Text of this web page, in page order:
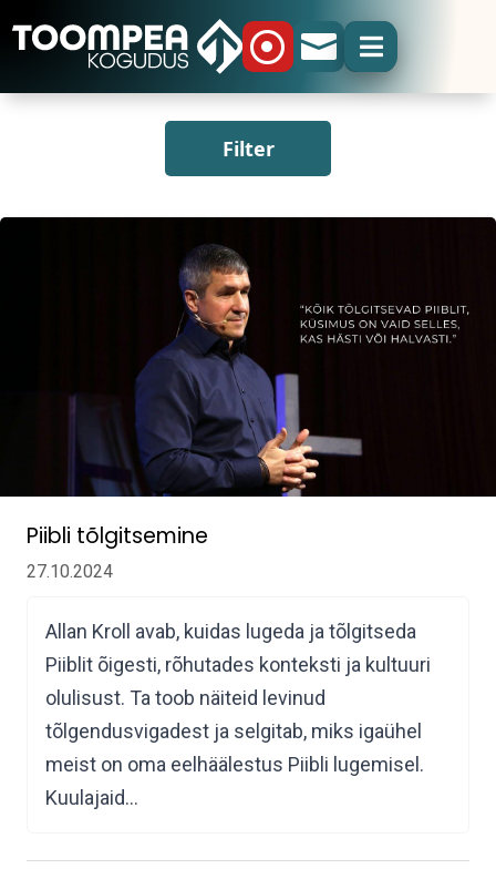
  
Filter
Piibli tõlgitsemine
27.10.2024
Allan Kroll avab, kuidas lugeda ja tõlgitseda
Piiblit õigesti, rõhutades konteksti ja kultuuri
olulisust. Ta toob näiteid levinud
tõlgendusvigadest ja selgitab, miks igaühel
meist on oma eelhäälestus Piibli lugemisel.
Kuulajaid…